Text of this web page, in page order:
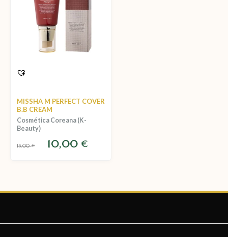
MISSHA M PERFECT COVER
B.B CREAM
Cosmética Coreana (K-
Beauty)
15,00€ 10,00€